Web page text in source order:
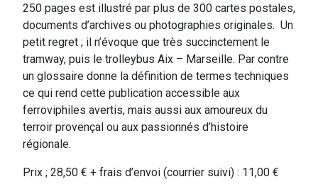
250 pages est illustré par plus de 300 cartes postales,
documents d’archives ou photographies originales. Un
petit regret ; il n’évoque que très succinctement le
tramway, puis le trolleybus Aix – Marseille. Par contre
un glossaire donne la définition de termes techniques
ce qui rend cette publication accessible aux
ferroviphiles avertis, mais aussi aux amoureux du
terroir provençal ou aux passionnés d’histoire
régionale.
Prix ; 28,50 € + frais d’envoi (courrier suivi) : 11,00 €